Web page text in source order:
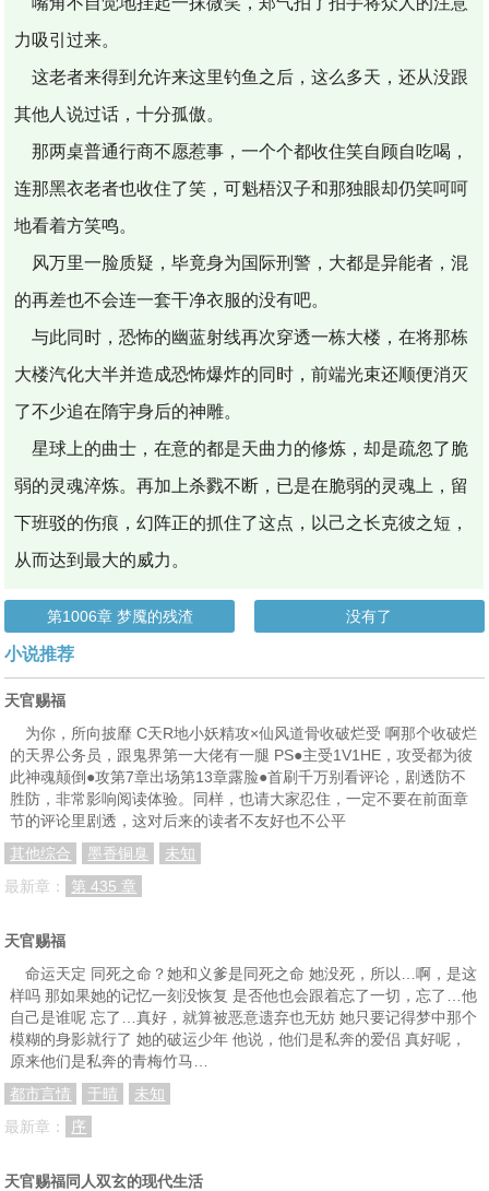
力吸引过来。
这老者来得到允许来这里钓鱼之后，这么多天，还从没跟
其他人说过话，十分孤傲。
那两桌普通行商不愿惹事，一个个都收住笑自顾自吃喝，
连那黑衣老者也收住了笑，可魁梧汉子和那独眼却仍笑呵呵
地看着方笑鸣。
风万里一脸质疑，毕竟身为国际刑警，大都是异能者，混
的再差也不会连一套干净衣服的没有吧。
与此同时，恐怖的幽蓝射线再次穿透一栋大楼，在将那栋
大楼汽化大半并造成恐怖爆炸的同时，前端光束还顺便消灭
了不少追在隋宇身后的神雕。
星球上的曲士，在意的都是天曲力的修炼，却是疏忽了脆
弱的灵魂淬炼。再加上杀戮不断，已是在脆弱的灵魂上，留
下班驳的伤痕，幻阵正的抓住了这点，以己之长克彼之短，
从而达到最大的威力。
第1006章 梦魇的残渣 没有了
小说推荐
天官赐福
为你，所向披靡 C天R地小妖精攻×仙风道骨收破烂受 啊那个收破烂
的天界公务员，跟鬼界第一大佬有一腿 PS●主受1V1HE，攻受都为彼
此神魂颠倒●攻第7章出场第13章露脸●首刷千万别看评论，剧透防不
胜防，非常影响阅读体验。同样，也请大家忍住，一定不要在前面章
节的评论里剧透，这对后来的读者不友好也不公平
其他综合
墨香铜臭
未知
最新章：
第 435 章
天官赐福
命运天定 同死之命？她和义爹是同死之命 她没死，所以…啊，是这
样吗 那如果她的记忆一刻没恢复 是否他也会跟着忘了一切，忘了…他
自己是谁呢 忘了…真好，就算被恶意遗弃也无妨 她只要记得梦中那个
模糊的身影就行了 她的破运少年 他说，他们是私奔的爱侣 真好呢，
原来他们是私奔的青梅竹马…
都市言情
于晴
未知
最新章：
序
天官赐福同人双玄的现代生活